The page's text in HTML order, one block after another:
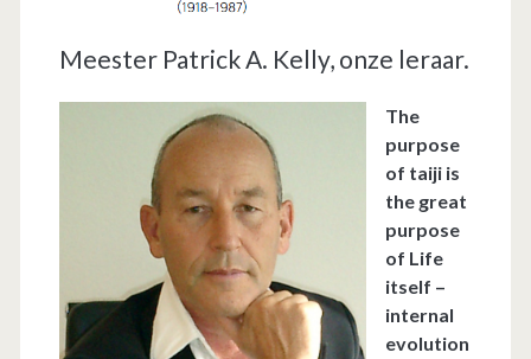
Meester Patrick A. Kelly, onze leraar.
The
purpose
of taiji is
the great
purpose
of Life
itself –
internal
evolution